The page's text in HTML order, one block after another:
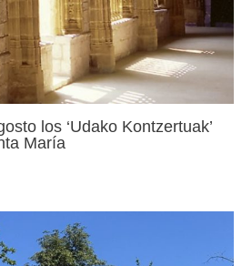
los ‘Udako Kontzertuak’
María